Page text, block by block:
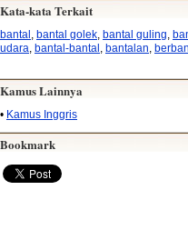
Kata-kata Terkait
bantal bantal golek bantal guling
udara bantal-bantal bantalan
Kamus Lainnya
• Kamus Inggris
Bookmark